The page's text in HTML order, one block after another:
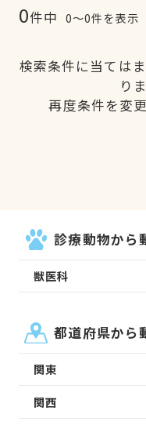
0件中 0〜0件を表示
検索条件に当ては
り
再度条件を変
診療動物から
獣医科
都道府県から
関東
関西